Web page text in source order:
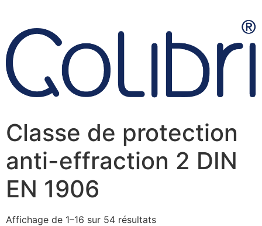
Classe de protection
anti-effraction 2 DIN
EN 1906
Affichage de 1–16 sur 54 résultats